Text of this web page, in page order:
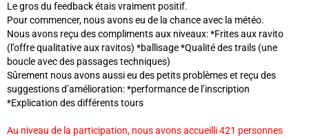
Le gros du feedback étais vraiment positif.
Pour commencer, nous avons eu de la chance avec la météo.
Nous avons reçu des compliments aux niveaux: *Frites aux ravito
(l’offre qualitative aux ravitos) *ballisage *Qualité des trails (une
boucle avec des passages techniques)
Sûrement nous avons aussi eu des petits problèmes et reçu des
suggestions d’amélioration: *performance de l’inscription
*Explication des différents tours
Au niveau de la participation, nous avons accueilli 421 personnes